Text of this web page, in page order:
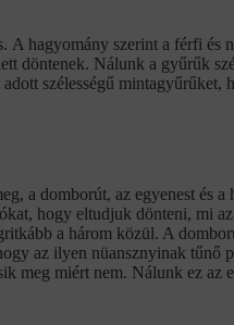
A hagyomány szerint a férfi és
döntenek. Nálunk a gyűrűk
szélességű
a domborút, az egyenest és
hogy eltudjuk dönteni, mi
a három közül. A
az ilyen nüansznyinak
meg miért nem. Nálunk ez